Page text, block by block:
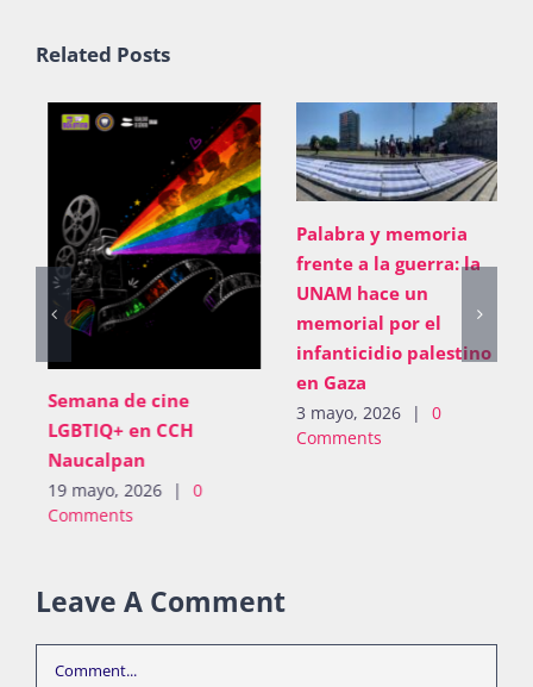
Related Posts
Semana de cine
LGBTIQ+ en CCH
Naucalpan
19 mayo, 2026 |
Comments
Palabra y memoria
frente a la guerra: la
UNAM hace un
memorial por el
infanticidio palestino
en Gaza
3 mayo, 2026 |
Comments
Leave A Comment
Comment